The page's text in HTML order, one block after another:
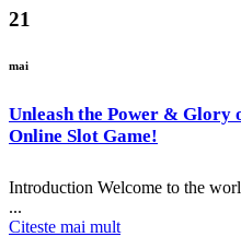
21
mai
Unleash the Power &
Online Slot Game!
Introduction Welcome to the
...
Citeste mai mult